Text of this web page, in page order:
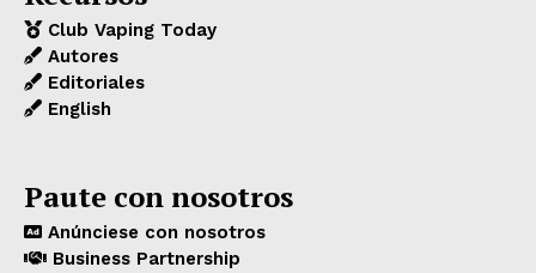
Club Vaping Today
Autores
Editoriales
English
Paute con nosotros
Anúnciese con nosotros
Business Partnership